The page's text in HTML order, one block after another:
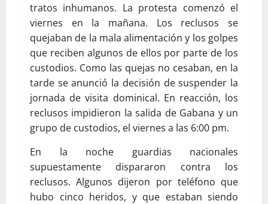
tratos inhumanos. La protesta comenzó el
viernes en la mañana. Los reclusos se
quejaban de la mala alimentación y los golpes
que reciben algunos de ellos por parte de los
custodios. Como las quejas no cesaban, en la
tarde se anunció la decisión de suspender la
jornada de visita dominical. En reacción, los
reclusos impidieron la salida de Gabana y un
grupo de custodios, el viernes a las 6:00 pm.
En la noche guardias nacionales
supuestamente dispararon contra los
reclusos. Algunos dijeron por teléfono que
hubo cinco heridos, y que estaban siendo